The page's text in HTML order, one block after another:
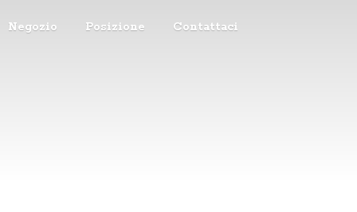
Negozio Posizione Contattaci